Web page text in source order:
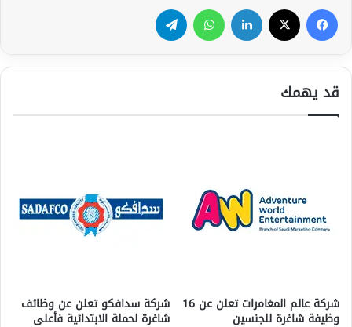
فيسبوك لينكدإن واتساب
قد يهمك
شركة عالم المغامرات تعلن عن 16
وظيفة شاغرة للجنسين
شركة سدافكو تعلن عن وظائف
شاغرة لحملة الابتدائية فأعلى